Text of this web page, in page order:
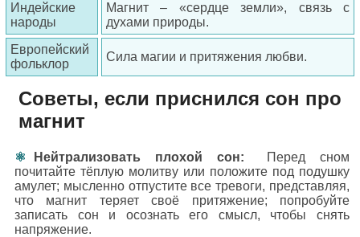
Индейские
народы
Магнит – «сердце земли», связь с
духами природы.
Европейский
фольклор
Сила магии и притяжения любви.
Советы, если приснился сон про
магнит
Нейтрализовать плохой сон:
Перед сном
почитайте тёплую молитву или положите под подушку
амулет; мысленно отпустите все тревоги, представляя,
что магнит теряет своё притяжение; попробуйте
записать сон и осознать его смысл, чтобы снять
напряжение.